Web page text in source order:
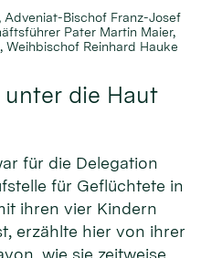
Adveniat-Bischof Franz-Josef
Pater Martin Maier,
Reinhard Hauke
die Haut
für die Delegation
für Geflüchtete in
ihren vier Kindern
erzählte hier von ihrer
wie sie zeitweise